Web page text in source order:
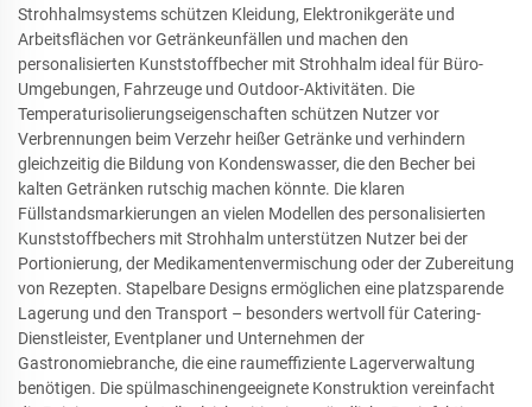
Strohhalmsystems schützen Kleidung, Elektronikgeräte und
Arbeitsflächen vor Getränkeunfällen und machen den
personalisierten Kunststoffbecher mit Strohhalm ideal für Büro-
Umgebungen, Fahrzeuge und Outdoor-Aktivitäten. Die
Temperaturisolierungseigenschaften schützen Nutzer vor
Verbrennungen beim Verzehr heißer Getränke und verhindern
gleichzeitig die Bildung von Kondenswasser, die den Becher bei
kalten Getränken rutschig machen könnte. Die klaren
Füllstandsmarkierungen an vielen Modellen des personalisierten
Kunststoffbechers mit Strohhalm unterstützen Nutzer bei der
Portionierung, der Medikamentenvermischung oder der Zubereitung
von Rezepten. Stapelbare Designs ermöglichen eine platzsparende
Lagerung und den Transport – besonders wertvoll für Catering-
Dienstleister, Eventplaner und Unternehmen der
Gastronomiebranche, die eine raumeffiziente Lagerverwaltung
benötigen. Die spülmaschinengeeignete Konstruktion vereinfacht